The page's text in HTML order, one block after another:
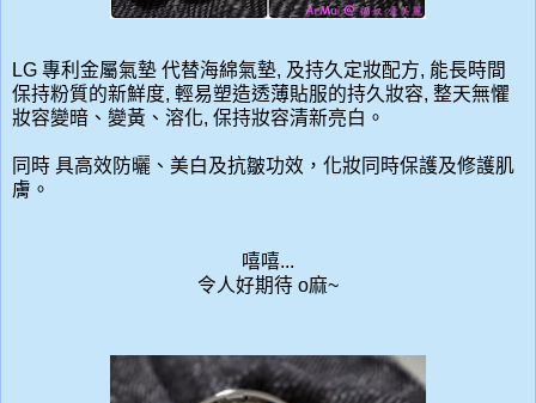
LG 專利金屬氣墊 代替海綿氣墊, 及持久定妝配方, 能長時間
保持粉質的新鮮度, 輕易塑造透薄貼服的持久妝容, 整天無懼
妝容變暗、變黃、溶化, 保持妝容清新亮白。
同時 具高效防曬、美白及抗皺功效，化妝同時保護及修護肌
膚。
嘻嘻...
令人好期待 o麻~